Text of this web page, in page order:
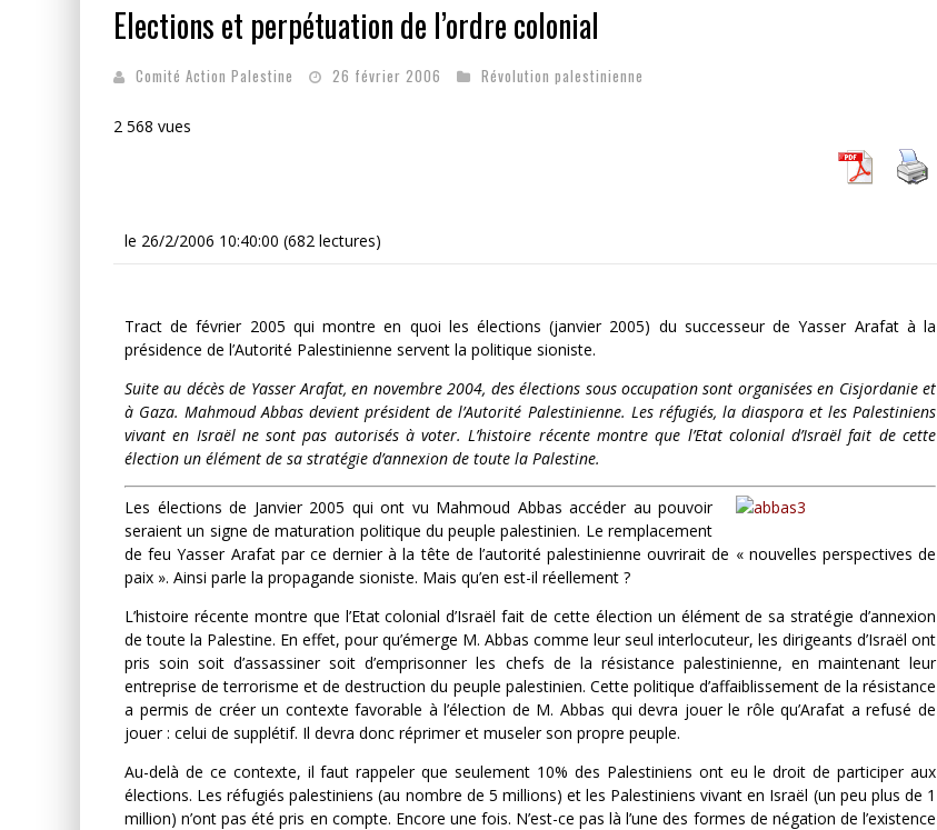
LA GUERRE SIONISTE, LA GUERRE DÉMOGRAPHIQUE
LA BANALITÉ DU MAL COLONIAL
Elections et perpétuation de l’ordre colonial
Comité Action Palestine 26 février 2006 Révolution palestinienne
2 568 vues
le 26/2/2006 10:40:00 (682 lectures)
Tract de février 2005 qui montre en quoi les élections (janvier 2005) du successeur de Yasser Arafat à la
présidence de l’Autorité Palestinienne servent la politique sioniste.
Suite au décès de Yasser Arafat, en novembre 2004, des élections sous occupation sont organisées en Cisjordanie et
à Gaza. Mahmoud Abbas devient président de l’Autorité Palestinienne. Les réfugiés, la diaspora et les Palestiniens
vivant en Israël ne sont pas autorisés à voter. L’histoire récente montre que l’Etat colonial d’Israël fait de cette
élection un élément de sa stratégie d’annexion de toute la Palestine.
Les élections de Janvier 2005 qui ont vu Mahmoud Abbas accéder au pouvoir
seraient un signe de maturation politique du peuple palestinien. Le remplacement
de feu Yasser Arafat par ce dernier à la tête de l’autorité palestinienne ouvrirait de « nouvelles perspectives de
paix ». Ainsi parle la propagande sioniste. Mais qu’en est-il réellement ?
L’histoire récente montre que l’Etat colonial d’Israël fait de cette élection un élément de sa stratégie d’annexion
de toute la Palestine. En effet, pour qu’émerge M. Abbas comme leur seul interlocuteur, les dirigeants d’Israël ont
pris soin soit d’assassiner soit d’emprisonner les chefs de la résistance palestinienne, en maintenant leur
entreprise de terrorisme et de destruction du peuple palestinien. Cette politique d’affaiblissement de la résistance
a permis de créer un contexte favorable à l’élection de M. Abbas qui devra jouer le rôle qu’Arafat a refusé de
jouer : celui de supplétif. Il devra donc réprimer et museler son propre peuple.
Au-delà de ce contexte, il faut rappeler que seulement 10% des Palestiniens ont eu le droit de participer aux
élections. Les réfugiés palestiniens (au nombre de 5 millions) et les Palestiniens vivant en Israël (un peu plus de 1
million) n’ont pas été pris en compte. Encore une fois. N’est-ce pas là l’une des formes de négation de l’existence